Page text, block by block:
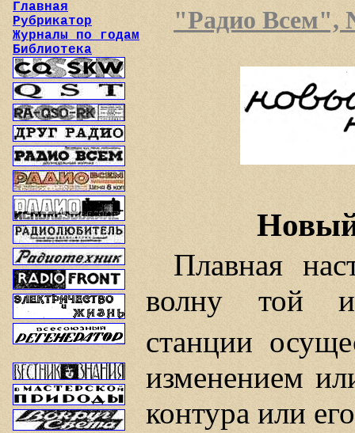
Главная
Рубрикатор
Журналы по годам
Библиотека
"Радио Всем",
Новый
Плавная
волну той
станции
изменением
контура или